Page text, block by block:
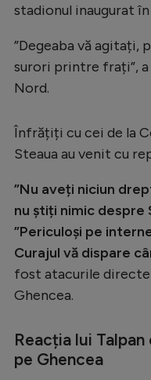
stadionul inaugurat în
”Degeaba vă agitați,
surori printre frați”,
Nord.
Înfrățiți cu cei de la
Steaua au venit cu
”Nu aveți niciun
nu știți nimic despre
”Periculoși pe
Curajul vă dispare
fost atacurile
Ghencea.
Reacția lui
pe Ghencea